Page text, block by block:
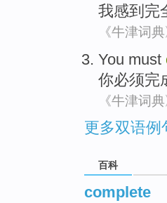
我感到 完
《牛津词典
You must
你必须完
《牛津词典
更多双语例
百科
complete